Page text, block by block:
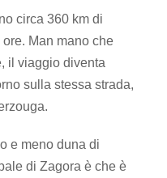
circa 360 km di
Man mano che
il viaggio diventa
sulla stessa strada,
e meno duna di
di Zagora è che è